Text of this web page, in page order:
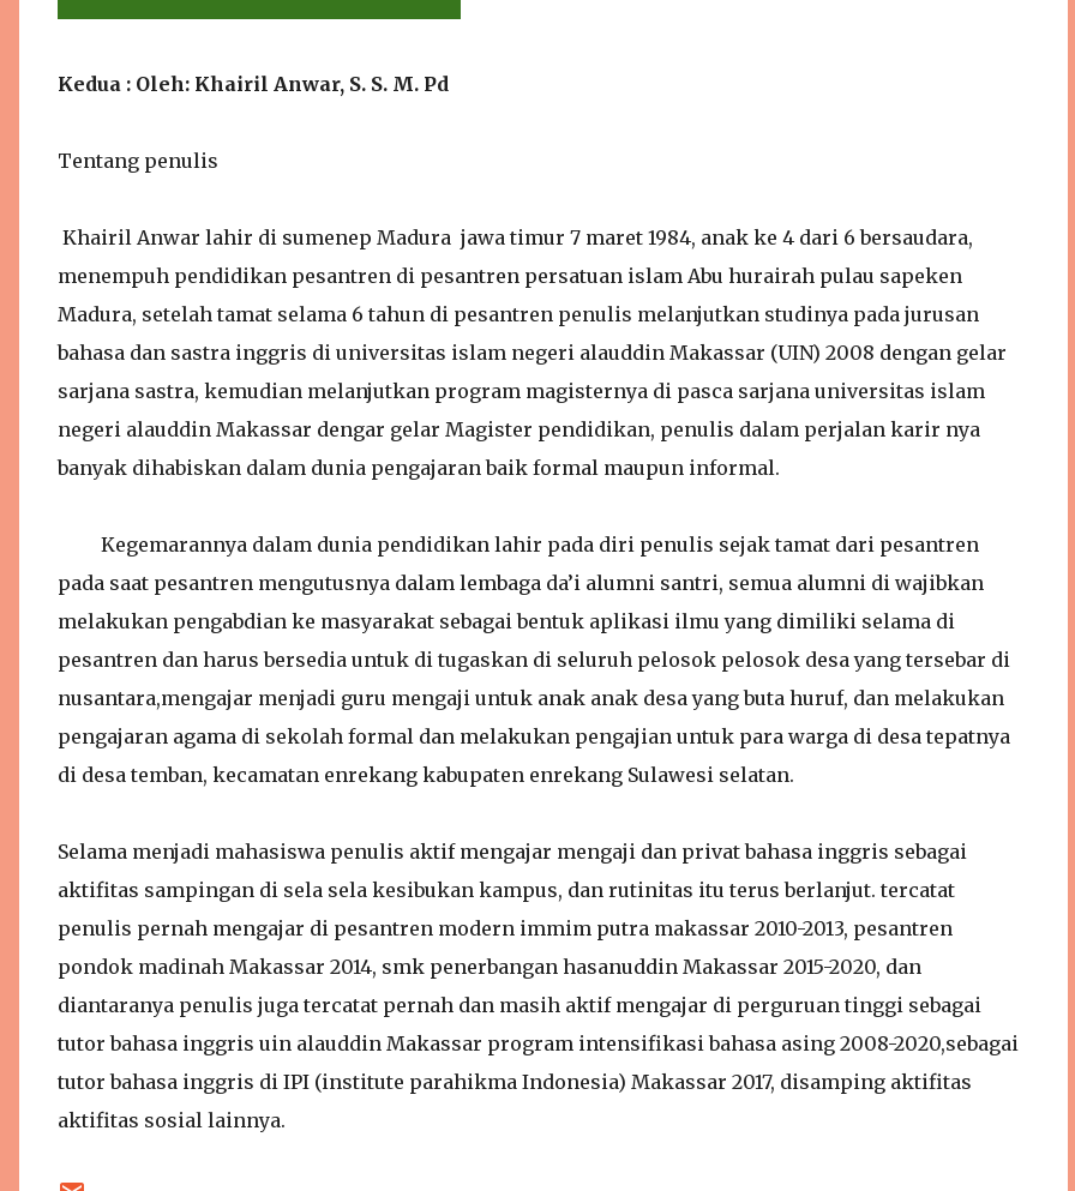
Kedua : Oleh: Khairil Anwar, S. S. M. Pd
Tentang penulis
Khairil Anwar lahir di sumenep Madura jawa timur 7 maret 1984, anak ke 4 dari 6 bersaudara,
menempuh pendidikan pesantren di pesantren persatuan islam Abu hurairah pulau sapeken
Madura, setelah tamat selama 6 tahun di pesantren penulis melanjutkan studinya pada jurusan
bahasa dan sastra inggris di universitas islam negeri alauddin Makassar (UIN) 2008 dengan gelar
sarjana sastra, kemudian melanjutkan program magisternya di pasca sarjana universitas islam
negeri alauddin Makassar dengar gelar Magister pendidikan, penulis dalam perjalan karir nya
banyak dihabiskan dalam dunia pengajaran baik formal maupun informal.
Kegemarannya dalam dunia pendidikan lahir pada diri penulis sejak tamat dari pesantren
pada saat pesantren mengutusnya dalam lembaga da’i alumni santri, semua alumni di wajibkan
melakukan pengabdian ke masyarakat sebagai bentuk aplikasi ilmu yang dimiliki selama di
pesantren dan harus bersedia untuk di tugaskan di seluruh pelosok pelosok desa yang tersebar di
nusantara,mengajar menjadi guru mengaji untuk anak anak desa yang buta huruf, dan melakukan
pengajaran agama di sekolah formal dan melakukan pengajian untuk para warga di desa tepatnya
di desa temban, kecamatan enrekang kabupaten enrekang Sulawesi selatan.
Selama menjadi mahasiswa penulis aktif mengajar mengaji dan privat bahasa inggris sebagai
aktifitas sampingan di sela sela kesibukan kampus, dan rutinitas itu terus berlanjut. tercatat
penulis pernah mengajar di pesantren modern immim putra makassar 2010-2013, pesantren
pondok madinah Makassar 2014, smk penerbangan hasanuddin Makassar 2015-2020, dan
diantaranya penulis juga tercatat pernah dan masih aktif mengajar di perguruan tinggi sebagai
tutor bahasa inggris uin alauddin Makassar program intensifikasi bahasa asing 2008-2020,sebagai
tutor bahasa inggris di IPI (institute parahikma Indonesia) Makassar 2017, disamping aktifitas
aktifitas sosial lainnya.